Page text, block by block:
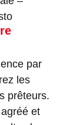
par
les
prêteurs.
et